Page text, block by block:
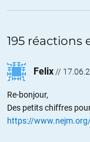
195 réactions
Felix//
Re-bonjour,
Des petits chiffres
https://